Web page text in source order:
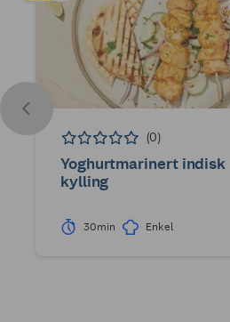
(0)
Yoghurtmarinert indisk
kylling
30min Enkel